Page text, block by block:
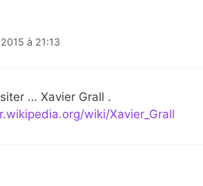
à 21:13
… Xavier Grall .
wiki/Xavier_Grall